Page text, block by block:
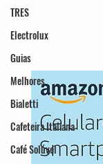
TRES
Electrolux
Guias
Melhores
Bialetti
Cafeteira Italiana
Café Solúvel